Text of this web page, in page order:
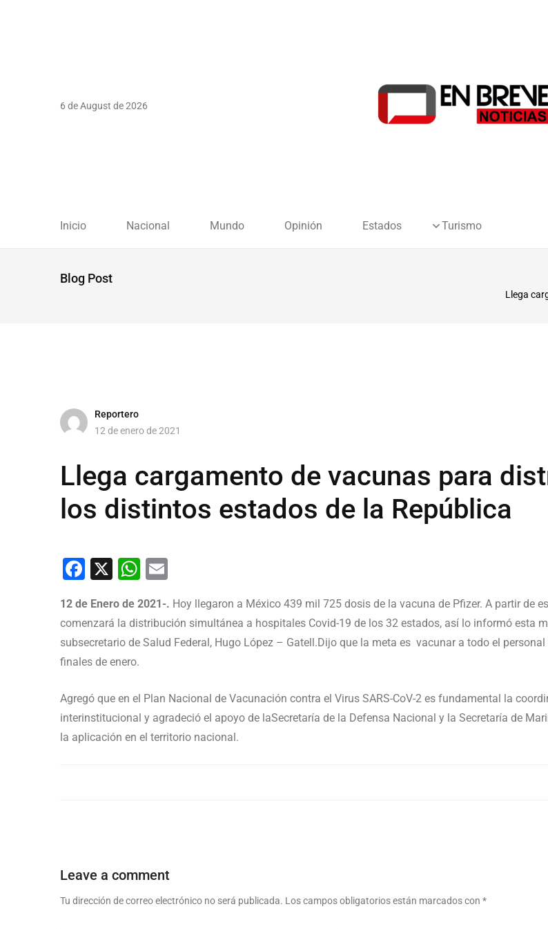
6 de August de 2026
Inicio Nacional Mundo Opinión Estados Turismo
Blog Post
Llega
Reportero
12 de enero de 2021
Llega cargamento de vacunas para
los distintos estados de la República
Facebook
X WhatsApp
12 de Enero de 2021-. Hoy llegaron a México 439 mil 725 dosis de la vacuna de Pfizer. A partir de
comenzará la distribución simultánea a hospitales Covid-19 de los 32 estados, así lo informó esta
subsecretario de Salud Federal, Hugo López – Gatell.Dijo que la meta es vacunar a todo el
finales de enero.
Agregó que en el Plan Nacional de Vacunación contra el Virus SARS-CoV-2 es fundamental la
interinstitucional y agradeció el apoyo de laSecretaría de la Defensa Nacional y la Secretaría de
la aplicación en el territorio nacional.
Leave a comment
Tu dirección de correo electrónico no será publicada. Los campos obligatorios están marcados con *